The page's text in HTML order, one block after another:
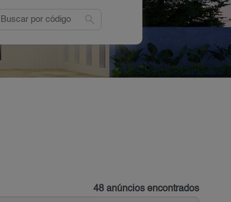
search
48 anúncios encontrados